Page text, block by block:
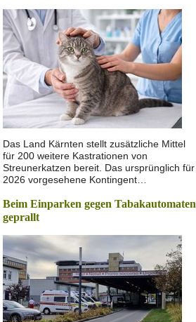
Das Land Kärnten stellt zusätzliche Mittel
für 200 weitere Kastrationen von
Streunerkatzen bereit. Das ursprünglich für
2026 vorgesehene Kontingent…
Beim Einparken gegen Tabakautomaten
geprallt